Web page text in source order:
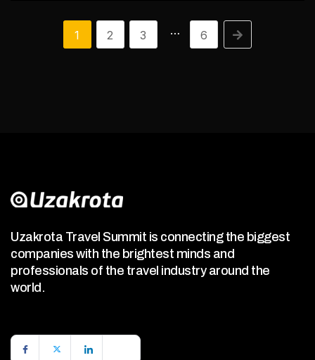
1 2 3 … 6
Uzakrota Travel Summit is connecting the biggest
companies with the brightest minds and
professionals of the travel industry around the
world.